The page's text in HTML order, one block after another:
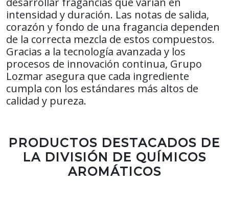
intensidad y duración. Las notas de salida,
corazón y fondo de una fragancia dependen
de la correcta mezcla de estos compuestos.
Gracias a la tecnología avanzada y los
procesos de innovación continua, Grupo
Lozmar asegura que cada ingrediente
cumpla con los estándares más altos de
calidad y pureza.
PRODUCTOS DESTACADOS DE
LA DIVISIÓN DE QUÍMICOS
AROMÁTICOS